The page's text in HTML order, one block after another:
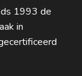
1993 de
in